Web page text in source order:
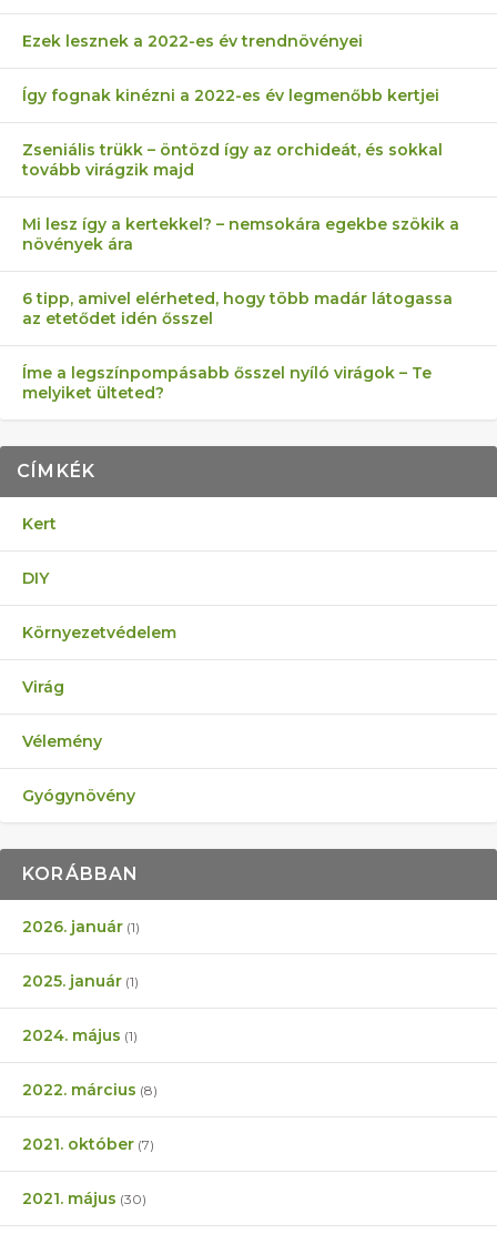
Ezek lesznek a 2022-es év trendnövényei
Így fognak kinézni a 2022-es év legmenőbb kertjei
Zseniális trükk – öntözd így az orchideát, és sokkal
tovább virágzik majd
Mi lesz így a kertekkel? – nemsokára egekbe szökik a
növények ára
6 tipp, amivel elérheted, hogy több madár látogassa
az etetődet idén ősszel
Íme a legszínpompásabb ősszel nyíló virágok – Te
melyiket ülteted?
CÍMKÉK
Kert
DIY
Környezetvédelem
Virág
Vélemény
Gyógynövény
KORÁBBAN
2026. január (1)
2025. január (1)
2024. május (1)
2022. március (8)
2021. október (7)
2021. május (30)